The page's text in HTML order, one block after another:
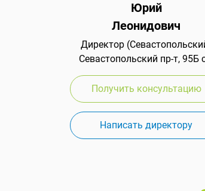
Юрий
Леонидович
Директор
Севастопольский пр-т, 95Б
Получить консультацию
Написать директору